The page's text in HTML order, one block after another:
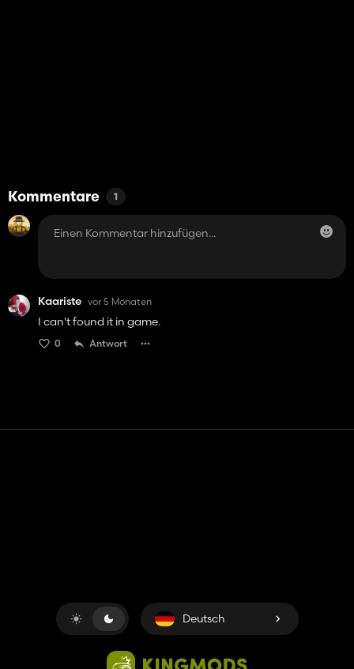
Kommentare 1
Kaariste vor 5 Monaten
I can't found it in game.
0 Antwort
Deutsch